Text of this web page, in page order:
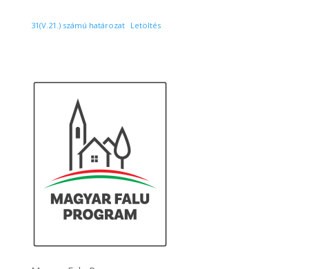
31(V.21.) számú határozat Letöltés